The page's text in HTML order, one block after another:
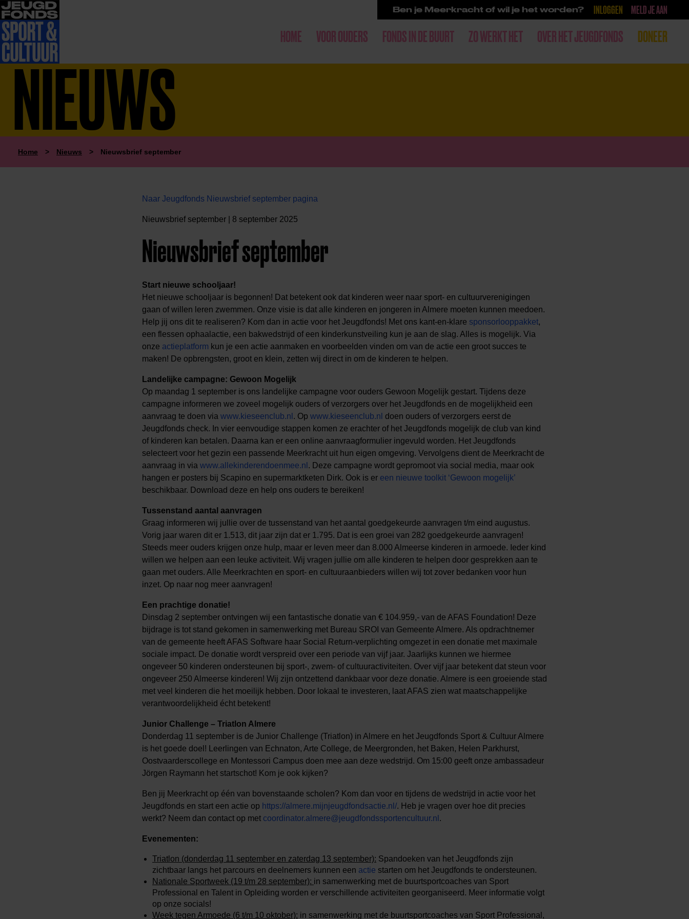
Ben je Meerkracht of wil je het worden? INLOGGEN MELD JE AAN
HOME VOOR OUDERS FONDS IN DE BUURT ZO WERKT HET OVER HET JEUGDFONDS DONEER
NIEUWS
Home > Nieuws > Nieuwsbrief september
Naar Jeugdfonds Nieuwsbrief september pagina
Nieuwsbrief september | 8 september 2025
Nieuwsbrief september
Start nieuwe schooljaar!
Het nieuwe schooljaar is begonnen! Dat betekent ook dat kinderen weer naar sport- en cultuurverenigingen
gaan of willen leren zwemmen. Onze visie is dat alle kinderen en jongeren in Almere moeten kunnen meedoen.
Help jij ons dit te realiseren? Kom dan in actie voor het Jeugdfonds! Met ons kant-en-klare sponsorlooppakket,
een flessen ophaalactie, een bakwedstrijd of een kinderkunstveiling kun je aan de slag. Alles is mogelijk. Via
onze actieplatform kun je een actie aanmaken en voorbeelden vinden om van de actie een groot succes te
maken! De opbrengsten, groot en klein, zetten wij direct in om de kinderen te helpen.
Landelijke campagne: Gewoon Mogelijk
Op maandag 1 september is ons landelijke campagne voor ouders Gewoon Mogelijk gestart. Tijdens deze
campagne informeren we zoveel mogelijk ouders of verzorgers over het Jeugdfonds en de mogelijkheid een
aanvraag te doen via www.kieseenclub.nl . Op www.kieseenclub.nl doen ouders of verzorgers eerst de
Jeugdfonds check. In vier eenvoudige stappen komen ze erachter of het Jeugdfonds mogelijk de club van kind
of kinderen kan betalen. Daarna kan er een online aanvraagformulier ingevuld worden. Het Jeugdfonds
selecteert voor het gezin een passende Meerkracht uit hun eigen omgeving. Vervolgens dient de Meerkracht de
aanvraag in via www.allekinderendoenmee.nl . Deze campagne wordt gepromoot via social media, maar ook
hangen er posters bij Scapino en supermarktketen Dirk. Ook is er een nieuwe toolkit ‘Gewoon mogelijk’
beschikbaar. Download deze en help ons ouders te bereiken!
Tussenstand aantal aanvragen
Graag informeren wij jullie over de tussenstand van het aantal goedgekeurde aanvragen t/m eind augustus.
Vorig jaar waren dit er 1.513, dit jaar zijn dat er 1.795. Dat is een groei van 282 goedgekeurde aanvragen!
Steeds meer ouders krijgen onze hulp, maar er leven meer dan 8.000 Almeerse kinderen in armoede. Ieder kind
willen we helpen aan een leuke activiteit. Wij vragen jullie om alle kinderen te helpen door gesprekken aan te
gaan met ouders. Alle Meerkrachten en sport- en cultuuraanbieders willen wij tot zover bedanken voor hun
inzet. Op naar nog meer aanvragen!
Een prachtige donatie!
Dinsdag 2 september ontvingen wij een fantastische donatie van € 104.959,- van de AFAS Foundation! Deze
bijdrage is tot stand gekomen in samenwerking met Bureau SROI van Gemeente Almere. Als opdrachtnemer
van de gemeente heeft AFAS Software haar Social Return-verplichting omgezet in een donatie met maximale
sociale impact. De donatie wordt verspreid over een periode van vijf jaar. Jaarlijks kunnen we hiermee
ongeveer 50 kinderen ondersteunen bij sport-, zwem- of cultuuractiviteiten. Over vijf jaar betekent dat steun voor
ongeveer 250 Almeerse kinderen! Wij zijn ontzettend dankbaar voor deze donatie. Almere is een groeiende stad
met veel kinderen die het moeilijk hebben. Door lokaal te investeren, laat AFAS zien wat maatschappelijke
verantwoordelijkheid écht betekent!
Junior Challenge – Triatlon Almere
Donderdag 11 september is de Junior Challenge (Triatlon) in Almere en het Jeugdfonds Sport & Cultuur Almere
is het goede doel! Leerlingen van Echnaton, Arte College, de Meergronden, het Baken, Helen Parkhurst,
Oostvaarderscollege en Montessori Campus doen mee aan deze wedstrijd. Om 15:00 geeft onze ambassadeur
Jörgen Raymann het startschot! Kom je ook kijken?
Ben jij Meerkracht op één van bovenstaande scholen? Kom dan voor en tijdens de wedstrijd in actie voor het
Jeugdfonds en start een actie op https://almere.mijnjeugdfondsactie.nl/. Heb je vragen over hoe dit precies
werkt? Neem dan contact op met coordinator.almere@jeugdfondssportencultuur.nl .
Evenementen:
Triatlon (donderdag 11 september en zaterdag 13 september): Spandoeken van het Jeugdfonds zijn
zichtbaar langs het parcours en deelnemers kunnen een actie starten om het Jeugdfonds te ondersteunen.
Nationale Sportweek (19 t/m 28 september): in samenwerking met de buurtsportcoaches van Sport
Professional en Talent in Opleiding worden er verschillende activiteiten georganiseerd. Meer informatie volgt
op onze socials!
Week tegen Armoede (6 t/m 10 oktober): in samenwerking met de buurtsportcoaches van Sport Professional,